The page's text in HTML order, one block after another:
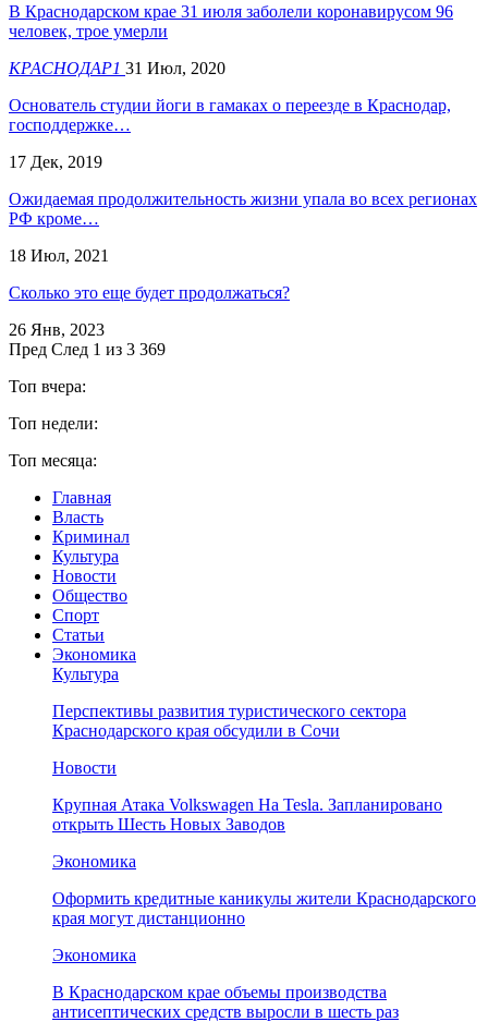
В Краснодарском крае 31 июля заболели коронавирусом 96
человек, трое умерли
КРАСНОДАР1 31 Июл, 2020
Основатель студии йоги в гамаках о переезде в Краснодар,
господдержке…
17 Дек, 2019
Ожидаемая продолжительность жизни упала во всех регионах
РФ кроме…
18 Июл, 2021
Сколько это еще будет продолжаться?
26 Янв, 2023
Пред След 1 из 3 369
Топ вчера:
Топ недели:
Топ месяца:
Главная
Власть
Криминал
Культура
Новости
Общество
Спорт
Статьи
Экономика
Культура
Перспективы развития туристического сектора
Краснодарского края обсудили в Сочи
Новости
Крупная Атака Volkswagen На Tesla. Запланировано
открыть Шесть Новых Заводов
Экономика
Оформить кредитные каникулы жители Краснодарского
края могут дистанционно
Экономика
В Краснодарском крае объемы производства
антисептических средств выросли в шесть раз